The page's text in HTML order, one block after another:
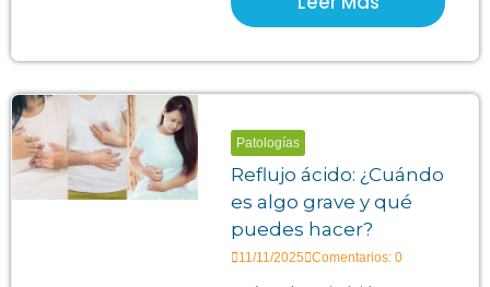
Patologías
Reflujo ácido: ¿Cuándo
es algo grave y qué
puedes hacer?
11/11/2025 Comentarios: 0